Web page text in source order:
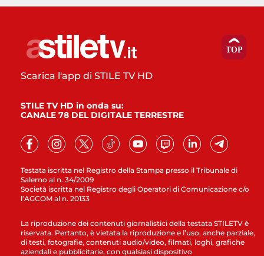
Testata iscritta nel Registro della Stampa presso il Tribunale di
Salerno al n. 34/2009
Società iscritta nel Registro degli Operatori di Comunicazione c/o
l’AGCOM al n. 20133
Scarica l'app di STILE TV HD
STILE TV HD in onda su:
CANALE 78 DEL DIGITALE TERRESTRE
La riproduzione dei contenuti giornalistici della testata STILETV è
riservata. Pertanto, è vietata la riproduzione e l’uso, anche parziale,
di testi, fotografie, contenuti audio/video, filmati, loghi, grafiche
aziendali e pubblicitarie, con qualsiasi dispositivo